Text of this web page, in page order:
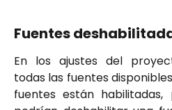
Fuentes
En los ajustes del
todas las fuentes
fuentes están habilitadas,